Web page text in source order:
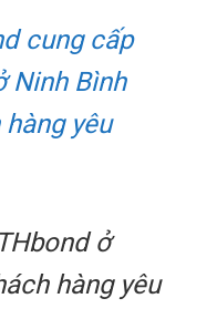
cung cấp
Ninh Bình
yêu
ở
hàng yêu